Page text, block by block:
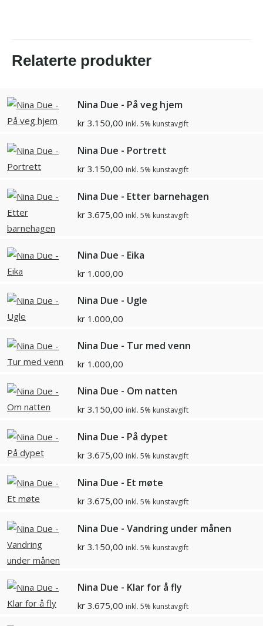
Relaterte produkter
Nina Due - På veg hjem
kr 3.150,00 inkl. 5% kunstavgift
Nina Due - Portrett
kr 3.150,00 inkl. 5% kunstavgift
Nina Due - Etter barnehagen
kr 3.675,00 inkl. 5% kunstavgift
Nina Due - Eika
kr 1.000,00
Nina Due - Ugle
kr 1.000,00
Nina Due - Tur med venn
kr 1.000,00
Nina Due - Om natten
kr 3.150,00 inkl. 5% kunstavgift
Nina Due - På dypet
kr 3.675,00 inkl. 5% kunstavgift
Nina Due - Et møte
kr 3.675,00 inkl. 5% kunstavgift
Nina Due - Vandring under månen
kr 3.150,00 inkl. 5% kunstavgift
Nina Due - Klar for å fly
kr 3.675,00 inkl. 5% kunstavgift